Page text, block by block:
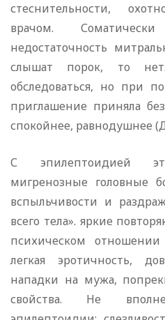
стеснительности,
врачом.
недостаточность
слышат порок, то нет.
обследоваться, но при
приглашение приняла
спокойнее, равнодушнее
С эпилептоидией
мигренозные головные
вспыльчивости и
всего тела». яркие
психическом
легкая эротичность,
нападки на мужа,
свойства. Не